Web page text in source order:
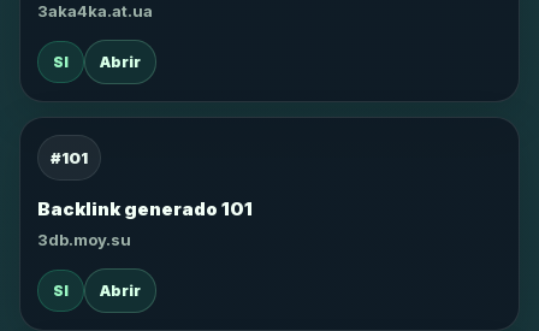
3aka4ka.at.ua
SI Abrir
#101
Backlink generado 101
3db.moy.su
SI Abrir